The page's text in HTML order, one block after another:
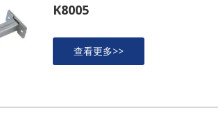
K8005
查看更多>>